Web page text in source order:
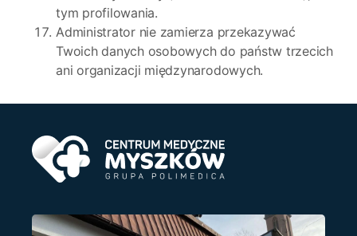
tym profilowania.
Administrator nie zamierza przekazywać
Twoich danych osobowych do państw trzecich
ani organizacji międzynarodowych.